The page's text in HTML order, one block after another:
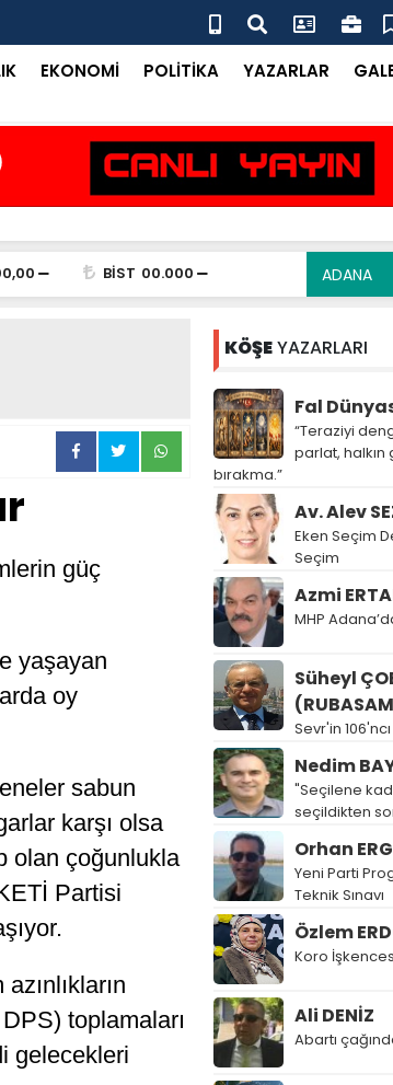
Taşkent Tarım Heyeti
EKONOMİ POLİTİKA YAZARLAR
BİST 00.000
güç
yaşayan
oy
sabun
karşı olsa
olan çoğunlukla
Partisi
toplamaları
gelecekleri
KÖŞEYAZARLARI
Fal
“Teraziyi
parlat,
bırakma.”
Av. Alev
Eken Seçim
Seçim
Azmi
MHP
Süheyl
Sevr'in 106'ncı
Nedim
"Seçilene
seçildikten
Orhan
Yeni Parti
Teknik Sınavı
Özlem
Koro
Ali DENİZ
Abartı